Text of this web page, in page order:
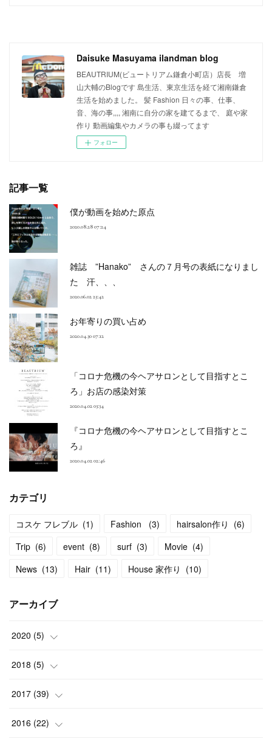
Daisuke Masuyama ilandman blog
BEAUTRIUM(ビュートリアム鎌倉小町店）店長 増
山大輔のBlogです 島生活、東京生活を経て湘南鎌倉
生活を始めました。 髪 Fashion 日々の事、仕事、
音、海の事,,,, 湘南に自分の家を建てるまで、 庭や家
作り 動画編集やカメラの事も綴ってます
フォロー
記事一覧
僕が動画を始めた原点
2020.08.28 07:24
雑誌 ”Hanako” さんの７月号の表紙になりまし
た 汗、、、
2020.06.02 23:42
お年寄りの買い占め
2020.04.30 07:12
「コロナ危機の今ヘアサロンとして目指すとこ
ろ」お店の感染対策
2020.04.02 03:34
『コロナ危機の今ヘアサロンとして目指すとこ
ろ』
2020.04.02 02:46
カテゴリ
コスケ フレブル (1) Fashion (3) hairsalon作り (6)
Trip (6) event (8) surf (3) Movie (4)
News (13) Hair (11) House 家作り (10)
アーカイブ
2020 (5)
(1
(1)
(3)
2018 (5)
(2)
(1)
2017 (39)
(2)
2016 (22)